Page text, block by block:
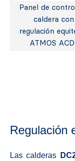
Panel de
caldera
regulación
ATMOS
Regulación
Las calderas